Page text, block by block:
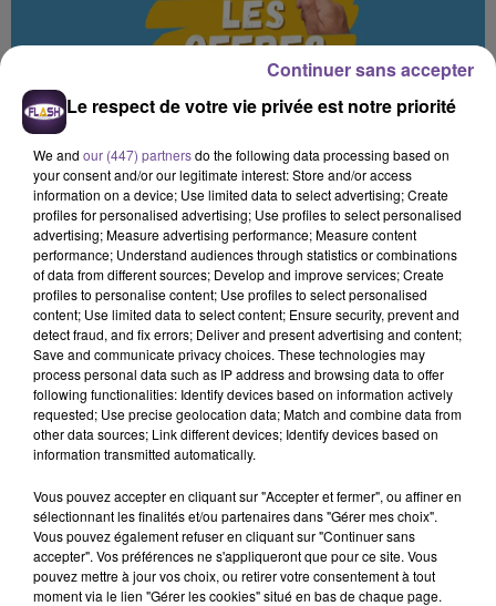
Un restaurant de La Souterraine recrute
un employé polyvalent de restauration
(H/F).
Un restaurant de La Souterraine recrute un employé
salle et ou à emporter. Prise de commande. Encaissements
clients. Nettoyage de la salle et de la cuisine. Vous êtes
expérimenté et vous êtes autonome sur le poste. Il s’agit d’un
CDI à temps partiel de 24h par semaine.
Le respect de votre vie privée est notre priorité
We and our (447) partnersdo the following data processing based on
your consent and/or our legitimate interest: Store and/or access
information on a device; Use limited data to select advertising; Create
profiles for personalised advertising; Use profiles to select personalised
advertising; Measure advertising performance; Measure content
performance; Understand audiences through statistics or combinations
of data from different sources; Develop and improve services; Create
profiles to personalise content; Use profiles to select personalised
content; Use limited data to select content; Ensure security, prevent and
detect fraud, and fix errors; Deliver and present advertising and content;
Save and communicate privacy choices. These technologies may
process personal data such as IP address and browsing data to offer
following functionalities: Identify devices based on information actively
requested; Use precise geolocation data; Match and combine data from
other data sources; Link different devices; Identify devices based on
information transmitted automatically.
Vous pouvez accepter en cliquant sur "Accepter et fermer", ou affiner en
sélectionnant les finalités et/ou partenaires dans "Gérer mes choix".
Vous pouvez également refuser en cliquant sur "Continuer sans
accepter". Vos préférences ne s'appliqueront que pour ce site. Vous
pouvez mettre à jour vos choix, ou retirer votre consentement à tout
moment via le lien "Gérer les cookies" situé en bas de chaque page.
Continuer sans accepter